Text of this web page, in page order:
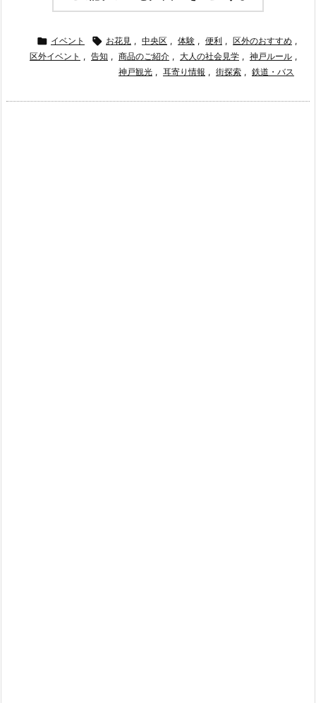
 イベント  お花見 , 中央区 , 体験 , 便利 , 区外のおすすめ ,
区外イベント , 告知 , 商品のご紹介 , 大人の社会見学 , 神戸ルール ,
神戸観光 , 耳寄り情報 , 街探索 , 鉄道・バス